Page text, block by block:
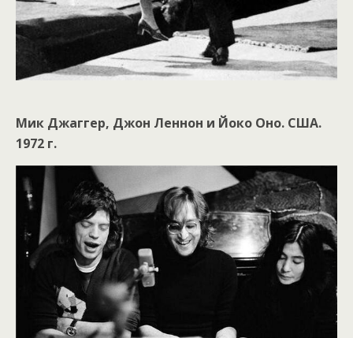
Мик Джаггер, Джон Леннон и Йоко Оно. США.
1972 г.